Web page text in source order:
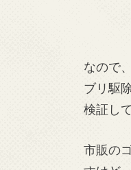
なので
ブリ駆
検証し
市販の